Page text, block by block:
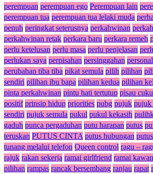
perempuan perempuan ego Perempuan lain
perempuan tua perempuan tua lelaki muda
penuh peringkat seterusnya perkahwinan
perkahwinan retak perkara baru perkara remeh
perlu ketelusan perlu masa perlu penjelasan
perlukan saya perpisahan persinggahan
perubahan tiba tiba pikat semula pilih pilihan
sendiri pilihan ibu bapa pilihan kedua pilihan
pinta perkahwinan pintu hati tertutup pisau
positif prinsip hidup priorities pubg pujuk pujuk
sendiri pujuk semula pukul pukul kekasih
gaduh punca pergaduhan putu harapan putus
teruskan PUTUS CINTA putus hubungan
tunang melalui telefon Queen control ragu –
rajuk rakan sekerja ramai girlfriend ramai
pilihan rampas rancak bersembang ranjau rapat